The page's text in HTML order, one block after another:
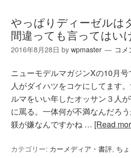
やっぱりディーゼルは
間違っても言ってはい
2016年8月28日 bywpmaster コメ
ニューモデルマガジンXの10月
人がダイハツをコケにしてます
ルマをいい年したオッサン３人
に罵る。一体何が不満なんだろ
躾が嫌なんですかね … [Read
カテゴリー: カーメディア・書評, ち